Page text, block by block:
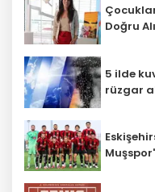
Doğru
5 ilde
rüzgar